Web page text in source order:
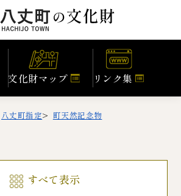
文化財マップ リンク集
八丈町指定
町天然記念物
すべて表示